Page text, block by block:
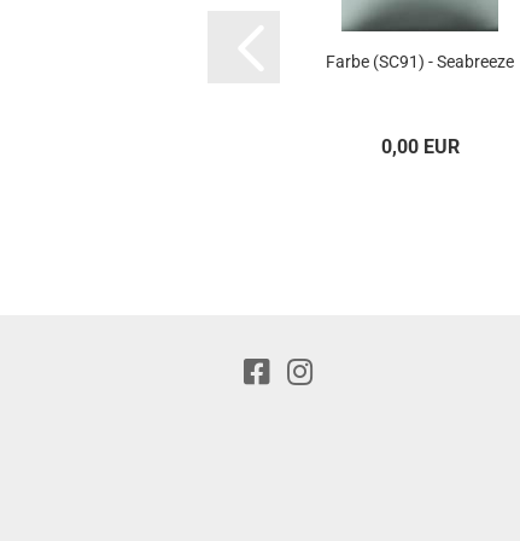
Farbe (SC91) - Seabreeze
0,00 EUR